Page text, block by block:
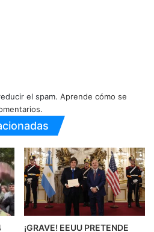
el spam. Aprende cómo se
¡GRAVE! EEUU PRETENDE